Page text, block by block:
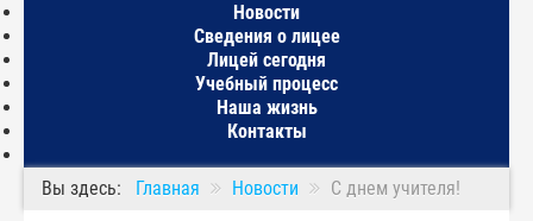
Новости
Сведения о лицее
Лицей сегодня
Учебный процесс
Наша жизнь
Контакты
Вы здесь: Главная Новости С днем учителя!